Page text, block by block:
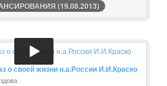
(19.08.2013)
о своей жизни н.а.России И.И.Краско